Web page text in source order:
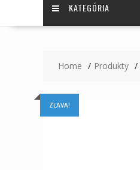
KATEGÓRIA
Home Produkty
ZĽAVA!